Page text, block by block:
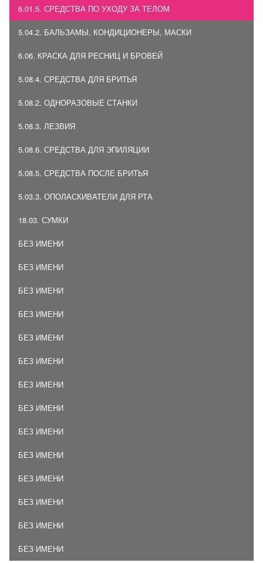
6.01.5. СРЕДСТВА ПО УХОДУ ЗА ТЕЛОМ
5.04.2. БАЛЬЗАМЫ, КОНДИЦИОНЕРЫ, МАСКИ
6.06. КРАСКА ДЛЯ РЕСНИЦ И БРОВЕЙ
5.08.4. СРЕДСТВА ДЛЯ БРИТЬЯ
5.08.2. ОДНОРАЗОВЫЕ СТАНКИ
5.08.3. ЛЕЗВИЯ
5.08.6. СРЕДСТВА ДЛЯ ЭПИЛЯЦИИ
5.08.5. СРЕДСТВА ПОСЛЕ БРИТЬЯ
5.03.3. ОПОЛАСКИВАТЕЛИ ДЛЯ РТА
18.03. СУМКИ
БЕЗ ИМЕНИ
БЕЗ ИМЕНИ
БЕЗ ИМЕНИ
БЕЗ ИМЕНИ
БЕЗ ИМЕНИ
БЕЗ ИМЕНИ
БЕЗ ИМЕНИ
БЕЗ ИМЕНИ
БЕЗ ИМЕНИ
БЕЗ ИМЕНИ
БЕЗ ИМЕНИ
БЕЗ ИМЕНИ
БЕЗ ИМЕНИ
БЕЗ ИМЕНИ